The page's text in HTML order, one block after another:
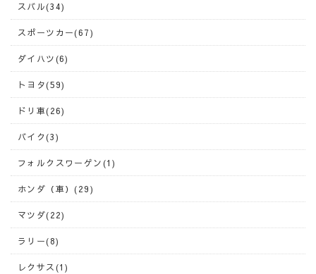
スバル(34)
スポーツカー(67)
ダイハツ(6)
トヨタ(59)
ドリ車(26)
バイク(3)
フォルクスワーゲン(1)
ホンダ（車）(29)
マツダ(22)
ラリー(8)
レクサス(1)